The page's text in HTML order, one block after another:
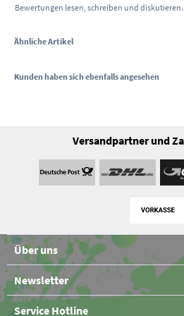
Bewertungen lesen, schreiben und
Ähnliche Artikel
Kunden haben sich ebenfalls angesehen
Versandpartner und
Über uns
Newsletter
Service Hotline